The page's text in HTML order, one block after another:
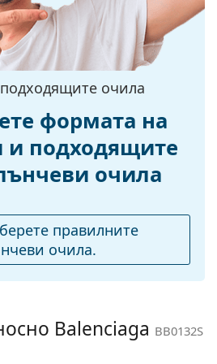
mm
mm
очила
формата на
и подходящите
очила
правилните
очила.
Balenciaga BB0132S